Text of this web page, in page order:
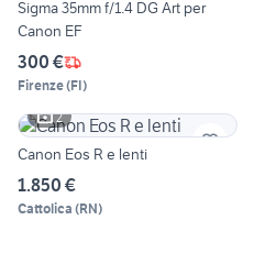
Sigma 35mm f/1.4 DG Art per
Canon EF
300 €
Firenze(FI)
2
Canon Eos R e lenti
1.850 €
Cattolica (RN)